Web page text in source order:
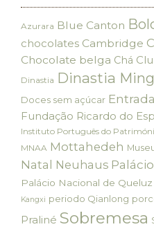
Azurara Blue Canton
chocolates Cambridge
Chocolate belga Chá
Dinastia Dinastia Ming
Doces sem açúcar Entrada
Fundação Ricardo do
Instituto Português do
MNAA Mottahedeh
Natal Neuhaus
Palácio Nacional de Queluz
Kangxi periodo Qianlong
Praliné Sobremesa